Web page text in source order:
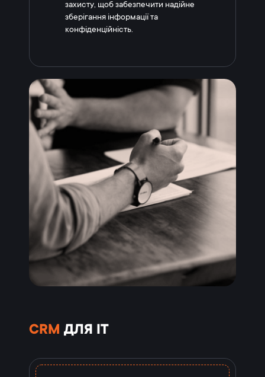
захисту, щоб забезпечити надійне
зберігання інформації та
конфіденційність.
CRM ДЛЯ IT